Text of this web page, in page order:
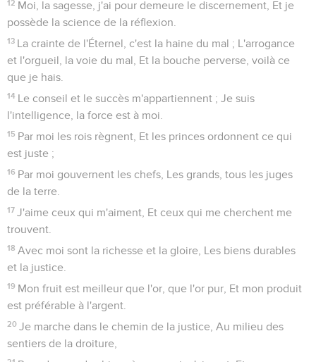
12 Moi, la sagesse, j'ai pour demeure le discernement, Et je
possède la science de la réflexion.
13 La crainte de l'Éternel, c'est la haine du mal ; L'arrogance
et l'orgueil, la voie du mal, Et la bouche perverse, voilà ce
que je hais.
14 Le conseil et le succès m'appartiennent ; Je suis
l'intelligence, la force est à moi.
15 Par moi les rois règnent, Et les princes ordonnent ce qui
est juste ;
16 Par moi gouvernent les chefs, Les grands, tous les juges
de la terre.
17 J'aime ceux qui m'aiment, Et ceux qui me cherchent me
trouvent.
18 Avec moi sont la richesse et la gloire, Les biens durables
et la justice.
19 Mon fruit est meilleur que l'or, que l'or pur, Et mon produit
est préférable à l'argent.
20 Je marche dans le chemin de la justice, Au milieu des
sentiers de la droiture,